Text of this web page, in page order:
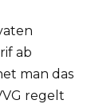
ab
man das
regelt